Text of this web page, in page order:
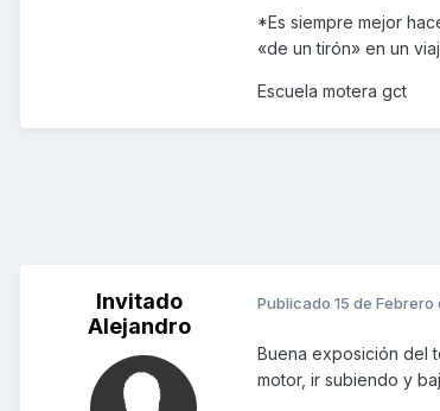
*Es siempre mejor
«de un tirón» en un
Escuela motera gct
Invitado
Alejandro
Publicado 15 de Febrero
Buena exposición del
motor, ir subiendo y